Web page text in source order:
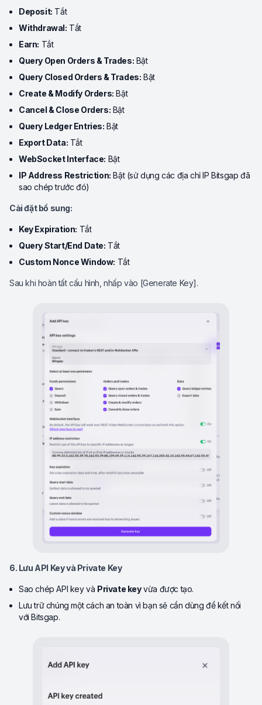
Deposit: Tắt
Withdrawal: Tắt
Earn: Tắt
Query Open Orders & Trades: Bật
Query Closed Orders & Trades: Bật
Create & Modify Orders: Bật
Cancel & Close Orders: Bật
Query Ledger Entries: Bật
Export Data: Tắt
WebSocket Interface: Bật
IP Address Restriction: Bật (sử dụng các địa chỉ IP Bitsgap đã
sao chép trước đó)
Cài đặt bổ sung:
Key Expiration: Tắt
Query Start/End Date: Tắt
Custom Nonce Window: Tắt
Sau khi hoàn tất cấu hình, nhấp vào [Generate Key].
6. Lưu API Key và Private Key
Sao chép API key và Private keyvừa được tạo.
Lưu trữ chúng một cách an toàn vì bạn sẽ cần dùng để kết nối
với Bitsgap.